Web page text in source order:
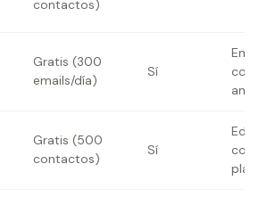
contactos)
Gratis (300
emails/día)
Sí
con
Gratis (500
contactos)
Sí
con